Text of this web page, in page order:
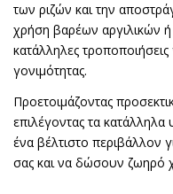
των ριζών και την
χρήση βαρέων αργιλικών
κατάλληλες
γονιμότητας.
Προετοιμάζοντας
επιλέγοντας τα κατάλληλα
ένα βέλτιστο περιβάλλον
σας και να δώσουν ζωηρό